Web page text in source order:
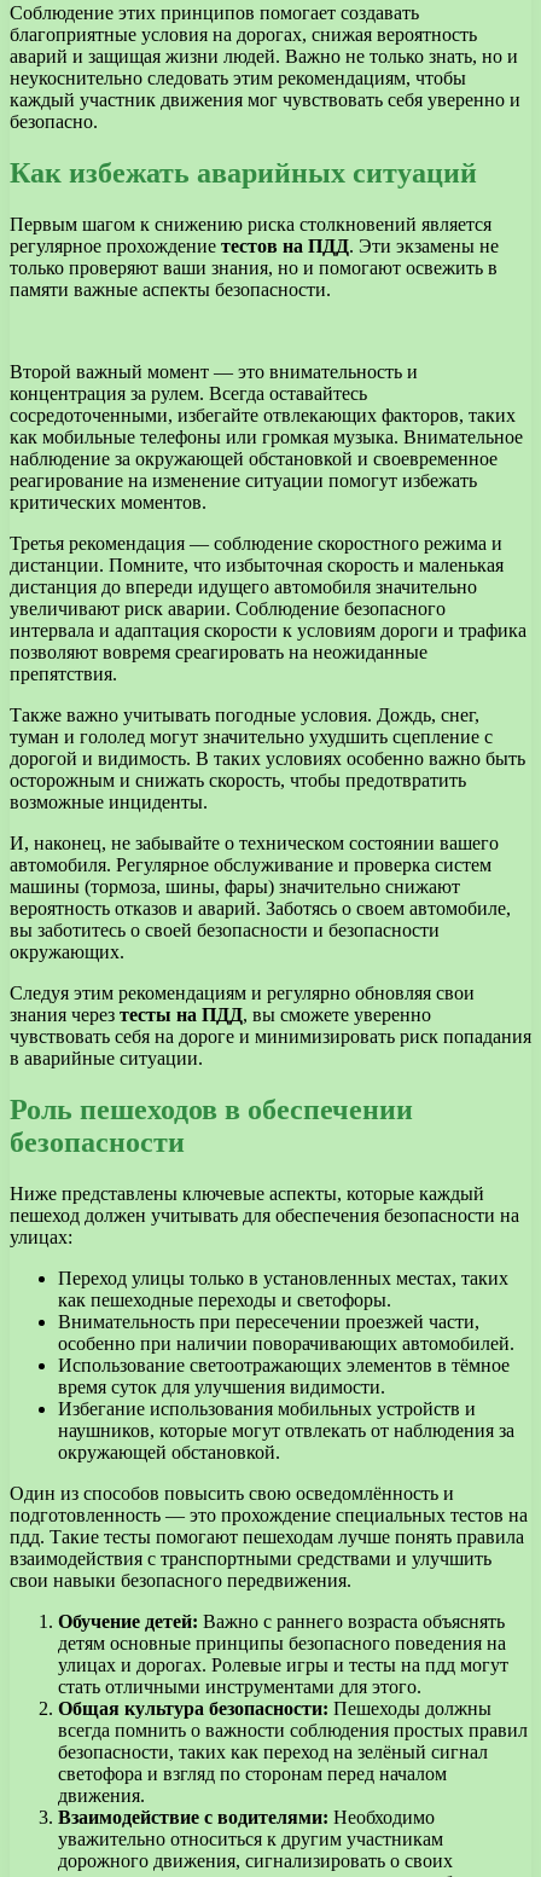
Соблюдение этих принципов помогает создавать
благоприятные условия на дорогах, снижая вероятность
аварий и защищая жизни людей. Важно не только знать, но и
неукоснительно следовать этим рекомендациям, чтобы
каждый участник движения мог чувствовать себя уверенно и
безопасно.
Как избежать аварийных ситуаций
Первым шагом к снижению риска столкновений является
регулярное прохождение тестов на ПДД. Эти экзамены не
только проверяют ваши знания, но и помогают освежить в
памяти важные аспекты безопасности.
Второй важный момент — это внимательность и
концентрация за рулем. Всегда оставайтесь
сосредоточенными, избегайте отвлекающих факторов, таких
как мобильные телефоны или громкая музыка. Внимательное
наблюдение за окружающей обстановкой и своевременное
реагирование на изменение ситуации помогут избежать
критических моментов.
Третья рекомендация — соблюдение скоростного режима и
дистанции. Помните, что избыточная скорость и маленькая
дистанция до впереди идущего автомобиля значительно
увеличивают риск аварии. Соблюдение безопасного
интервала и адаптация скорости к условиям дороги и трафика
позволяют вовремя среагировать на неожиданные
препятствия.
Также важно учитывать погодные условия. Дождь, снег,
туман и гололед могут значительно ухудшить сцепление с
дорогой и видимость. В таких условиях особенно важно быть
осторожным и снижать скорость, чтобы предотвратить
возможные инциденты.
И, наконец, не забывайте о техническом состоянии вашего
автомобиля. Регулярное обслуживание и проверка систем
машины (тормоза, шины, фары) значительно снижают
вероятность отказов и аварий. Заботясь о своем автомобиле,
вы заботитесь о своей безопасности и безопасности
окружающих.
Следуя этим рекомендациям и регулярно обновляя свои
знания через тесты на ПДД, вы сможете уверенно
чувствовать себя на дороге и минимизировать риск попадания
в аварийные ситуации.
Роль пешеходов в обеспечении
безопасности
Ниже представлены ключевые аспекты, которые каждый
пешеход должен учитывать для обеспечения безопасности на
улицах:
Переход улицы только в установленных местах, таких
как пешеходные переходы и светофоры.
Внимательность при пересечении проезжей части,
особенно при наличии поворачивающих автомобилей.
Использование светоотражающих элементов в тёмное
время суток для улучшения видимости.
Избегание использования мобильных устройств и
наушников, которые могут отвлекать от наблюдения за
окружающей обстановкой.
Один из способов повысить свою осведомлённость и
подготовленность — это прохождение специальных тестов на
пдд. Такие тесты помогают пешеходам лучше понять правила
взаимодействия с транспортными средствами и улучшить
свои навыки безопасного передвижения.
Обучение детей: Важно с раннего возраста объяснять
детям основные принципы безопасного поведения на
улицах и дорогах. Ролевые игры и тесты на пдд могут
стать отличными инструментами для этого.
Общая культура безопасности: Пешеходы должны
всегда помнить о важности соблюдения простых правил
безопасности, таких как переход на зелёный сигнал
светофора и взгляд по сторонам перед началом
движения.
Взаимодействие с водителями: Необходимо
уважительно относиться к другим участникам
дорожного движения, сигнализировать о своих